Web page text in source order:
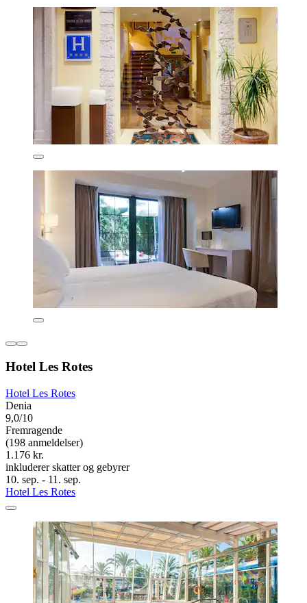
Hotel Les Rotes
Hotel Les Rotes
Denia
9,0/10
Fremragende
(198 anmeldelser)
1.176 kr.
inkluderer skatter og gebyrer
10. sep. - 11. sep.
Hotel Les Rotes